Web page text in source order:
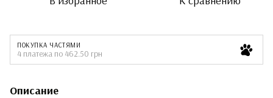
ПОКУПКА ЧАСТЯМИ
4 платежа по 462.50 грн
Описание